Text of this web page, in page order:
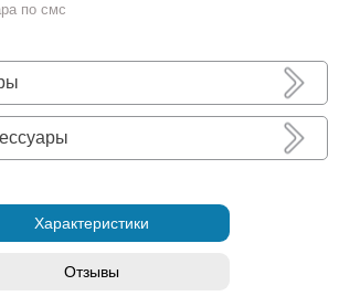
по смс
Характеристики
Отзывы